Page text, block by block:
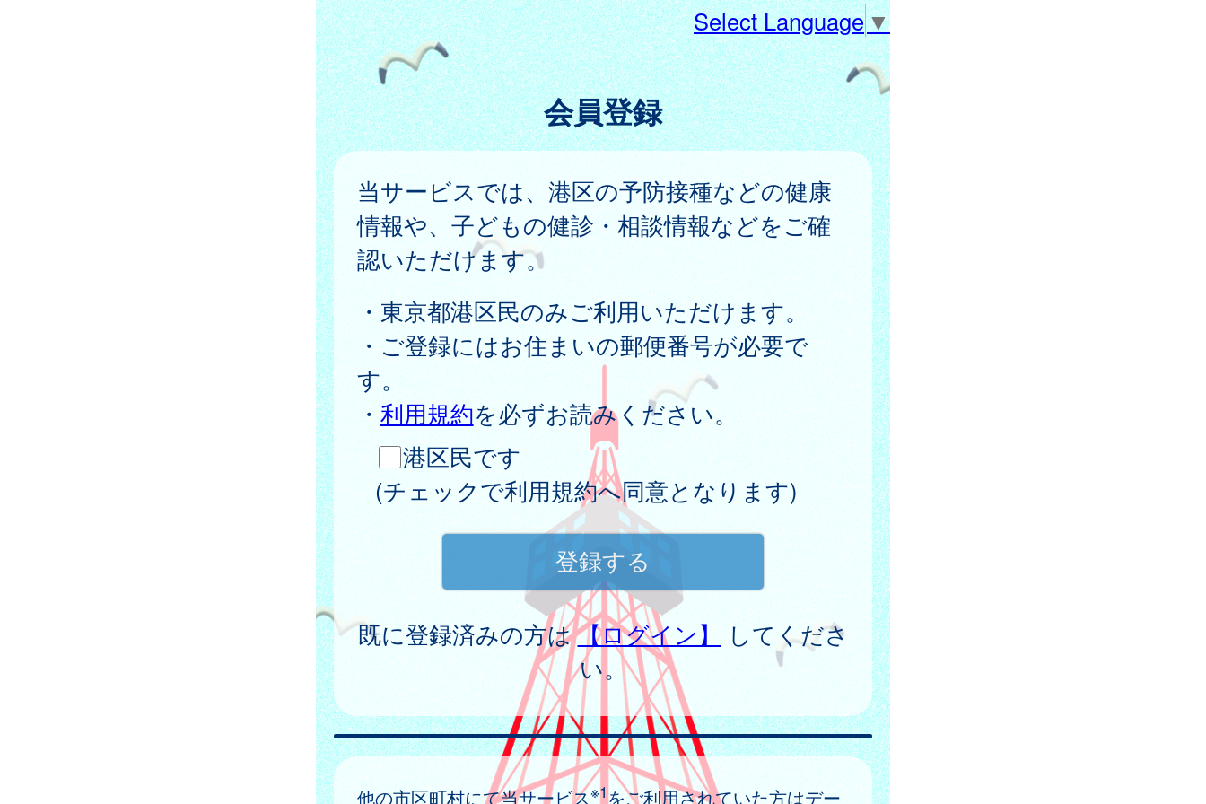
Select Language▼
会員登録
当サービスでは、港区の予防接種などの健康
情報や、子どもの健診・相談情報などをご確
認いただけます。
・東京都港区民のみご利用いただけます。
・ご登録にはお住まいの郵便番号が必要で
す。
・ 利用規約を必ずお読みください。
港区民です
(チェックで利用規約へ同意となります)
既に登録済みの方は【ログイン】
してくださ
い。
他の市区町村にて当サービス※1 をご利用されていた方はデー